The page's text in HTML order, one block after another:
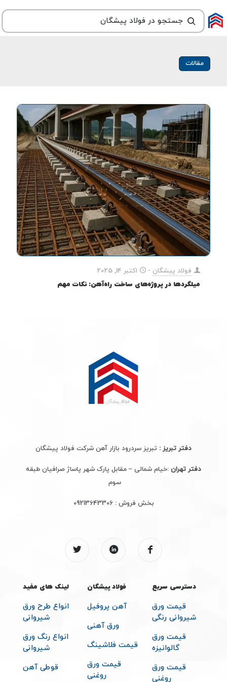
مقالات
فولاد پیشگان -
اکتبر 14, 2025
میلگردها در پروژه‌های ساخت راه‌آهن: نکات مهم
دفتر تبریز : تبریز سردرود بازار آهن شرکت فولاد پیشگان
دفتر تهران :خیام شمالی – مقابل پارک شهر پاساژ صرافیان طبقه
سوم
بخش فروش :09213643306
دسترسی سریع
قیمت ورق
شیروانی رنگی
قیمت ورق
گالوانیزه
قیمت ورق
روغنی
فولاد پیشگان
آهن پروفیل
ورق آهنی
قیمت فلاشینگ
قیمت ورق
روغنی
لینک های مفید
انواع طرح ورق
شیروانی
انواع رنگ ورق
شیروانی
قوطی آهن